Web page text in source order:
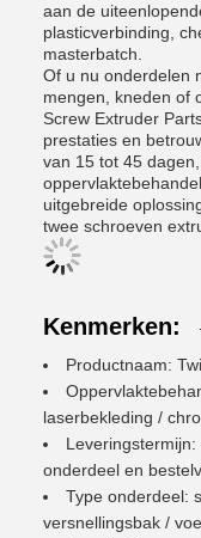
aan de
plasticverbinding,
masterbatch.
Of u nu onderdelen
mengen, kneden of
Screw Extruder
prestaties en
van 15 tot 45
uitgebreide
twee schroeven
Kenmerken:
Productnaam:
laserbekleding /
onderdeel en
Type onderdeel:
versnellingsbak /